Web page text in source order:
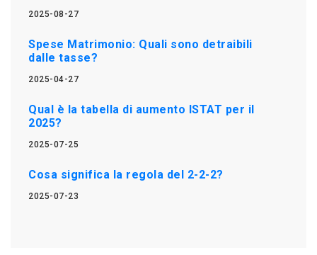
2025-08-27
Spese Matrimonio: Quali sono detraibili
dalle tasse?
2025-04-27
Qual è la tabella di aumento ISTAT per il
2025?
2025-07-25
Cosa significa la regola del 2-2-2?
2025-07-23